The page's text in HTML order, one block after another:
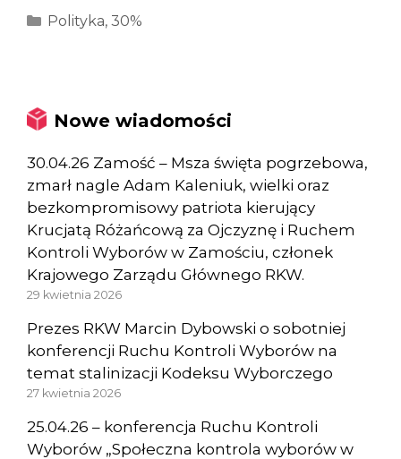
Kategorie
Polityka, 30%
Nowe wiadomości
30.04.26 Zamość – Msza święta pogrzebowa,
zmarł nagle Adam Kaleniuk, wielki oraz
bezkompromisowy patriota kierujący
Krucjatą Różańcową za Ojczyznę i Ruchem
Kontroli Wyborów w Zamościu, członek
Krajowego Zarządu Głównego RKW.
29 kwietnia 2026
Prezes RKW Marcin Dybowski o sobotniej
konferencji Ruchu Kontroli Wyborów na
temat stalinizacji Kodeksu Wyborczego
27 kwietnia 2026
25.04.26 – konferencja Ruchu Kontroli
Wyborów „Społeczna kontrola wyborów w